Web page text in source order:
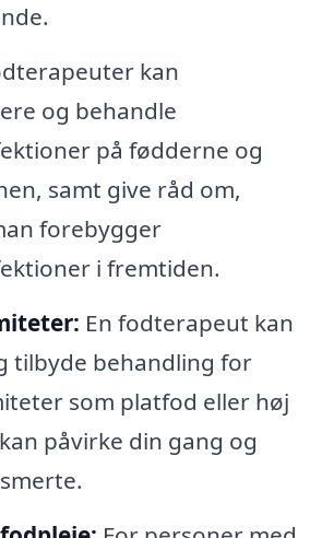
kan
og behandle
på fødderne og
samt give råd om,
forebygger
i fremtiden.
En fodterapeut kan
tilbyde behandling for
som platfod eller høj
påvirke din gang og